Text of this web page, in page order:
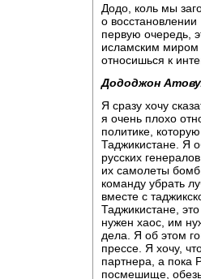
Додо, коль мы
о
первую очередь,
исламским миром
относишься к
Дододжон
Я сразу хочу
я очень плохо
политике,
Таджикистане. Я
русских
их самолеты
команду убрать
вместе с
Таджикистане,
нужен хаос, им
дела. Я об этом
прессе. Я хочу,
партнера, а пока
посмешище,